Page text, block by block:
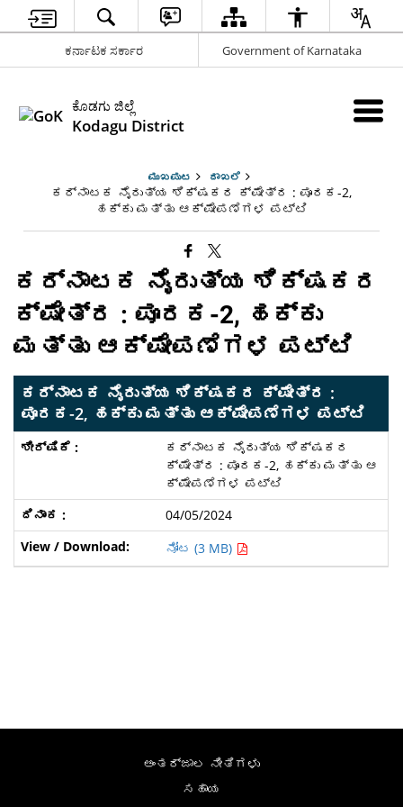
ಕರ್ನಾಟಕ ಸರ್ಕಾರ Government of Karnataka
ಕೊಡಗು ಜಿಲ್ಲೆ
Kodagu District
ಮುಖಪುಟ ದಾಖಲೆ
ಕರ್ನಾಟಕ ನೈರುತ್ಯ ಶಿಕ್ಷಕರ ಕ್ಷೇತ್ರ : ಪೂರಕ-2,
ಹಕ್ಕು ಮತ್ತು ಆಕ್ಷೇಪಣೆಗಳ ಪಟ್ಟಿ
ಕರ್ನಾಟಕ ನೈರುತ್ಯ ಶಿಕ್ಷಕರ
ಕ್ಷೇತ್ರ : ಪೂರಕ-2, ಹಕ್ಕು
ಮತ್ತು ಆಕ್ಷೇಪಣೆಗಳ ಪಟ್ಟಿ
ಕರ್ನಾಟಕ ನೈರುತ್ಯ ಶಿಕ್ಷಕರ ಕ್ಷೇತ್ರ :
ಪೂರಕ-2, ಹಕ್ಕು ಮತ್ತು ಆಕ್ಷೇಪಣೆಗಳ ಪಟ್ಟಿ
ಕರ್ನಾಟಕ ನೈರುತ್ಯ ಶಿಕ್ಷಕರ
ಕ್ಷೇತ್ರ : ಪೂರಕ-2, ಹಕ್ಕು ಮತ್ತು ಆ
ಕ್ಷೇಪಣೆಗಳ ಪಟ್ಟಿ
04/05/2024
ನೋಟ (3 MB)
ಅಂತರ್ಜಾಲ ನೀತಿಗಳು
ಸಹಾಯ